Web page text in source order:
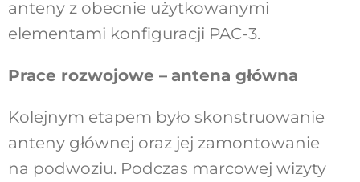
anteny z obecnie użytkowanymi
elementami konfiguracji PAC-3.
Prace rozwojowe – antena główna
Kolejnym etapem było skonstruowanie
anteny głównej oraz jej zamontowanie
na podwoziu. Podczas marcowej wizyty